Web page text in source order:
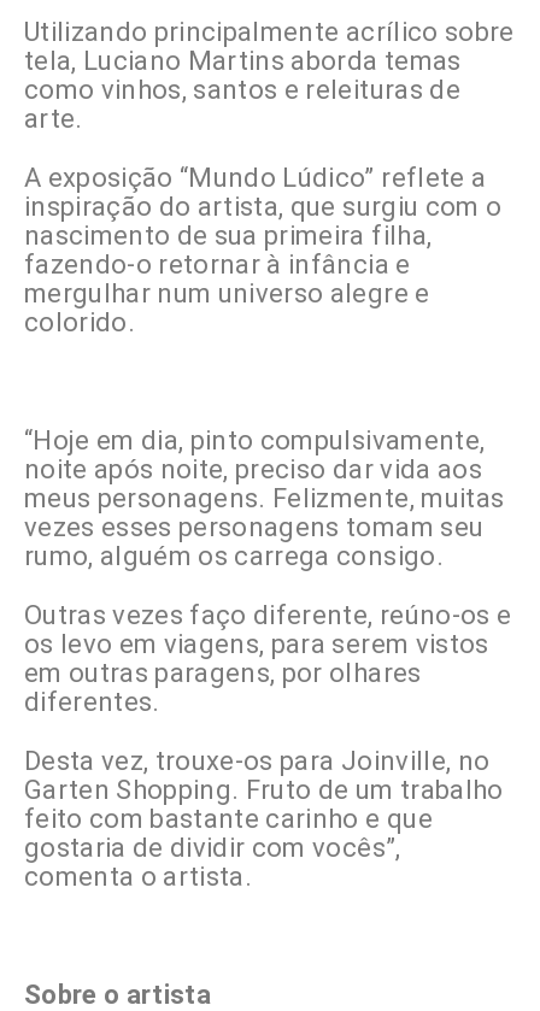
Utilizando principalmente acrílico sobre
tela, Luciano Martins aborda temas
como vinhos, santos e releituras de
arte.
A exposição “Mundo Lúdico” reflete a
inspiração do artista, que surgiu com o
nascimento de sua primeira filha,
fazendo-o retornar à infância e
mergulhar num universo alegre e
colorido.
“Hoje em dia, pinto compulsivamente,
noite após noite, preciso dar vida aos
meus personagens. Felizmente, muitas
vezes esses personagens tomam seu
rumo, alguém os carrega consigo.
Outras vezes faço diferente, reúno-os e
os levo em viagens, para serem vistos
em outras paragens, por olhares
diferentes.
Desta vez, trouxe-os para Joinville, no
Garten Shopping. Fruto de um trabalho
feito com bastante carinho e que
gostaria de dividir com vocês”,
comenta o artista.
Sobre o artista